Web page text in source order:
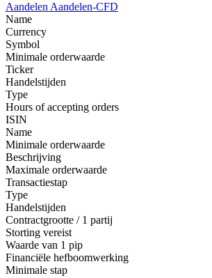
Aandelen Aandelen-CFD
Name
Currency
Symbol
Minimale orderwaarde
Ticker
Handelstijden
Type
Hours of accepting orders
ISIN
Name
Minimale orderwaarde
Beschrijving
Maximale orderwaarde
Transactiestap
Type
Handelstijden
Contractgrootte / 1 partij
Storting vereist
Waarde van 1 pip
Financiële hefboomwerking
Minimale stap